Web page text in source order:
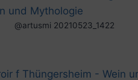
@artusmi 20210523_1422